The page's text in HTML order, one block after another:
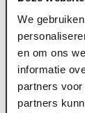
We
en om ons
informatie
partners
partners
Bezoek deze
het hoogste